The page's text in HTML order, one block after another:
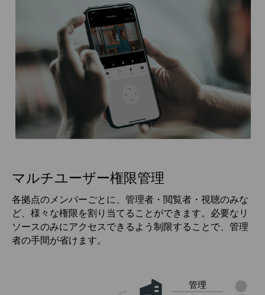
マルチユーザー権限管理
各拠点のメンバーごとに、管理者・閲覧者・視聴のみな
ど、様々な権限を割り当てることができます。必要なリ
ソースのみにアクセスできるよう制限することで、管理
者の手間が省けます。
管理